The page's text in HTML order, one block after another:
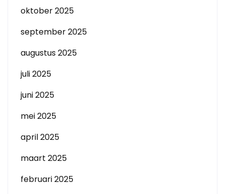
oktober 2025
september 2025
augustus 2025
juli 2025
juni 2025
mei 2025
april 2025
maart 2025
februari 2025